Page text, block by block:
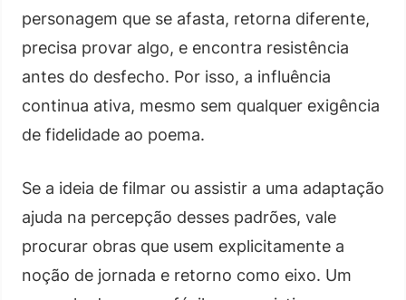
personagem que se afasta, retorna diferente,
precisa provar algo, e encontra resistência
antes do desfecho. Por isso, a influência
continua ativa, mesmo sem qualquer exigência
de fidelidade ao poema.
Se a ideia de filmar ou assistir a uma adaptação
ajuda na percepção desses padrões, vale
procurar obras que usem explicitamente a
noção de jornada e retorno como eixo. Um